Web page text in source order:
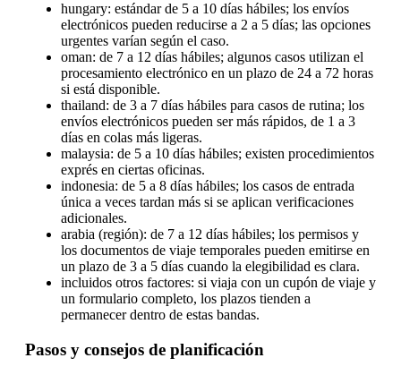
hungary: estándar de 5 a 10 días hábiles; los envíos
electrónicos pueden reducirse a 2 a 5 días; las opciones
urgentes varían según el caso.
oman: de 7 a 12 días hábiles; algunos casos utilizan el
procesamiento electrónico en un plazo de 24 a 72 horas
si está disponible.
thailand: de 3 a 7 días hábiles para casos de rutina; los
envíos electrónicos pueden ser más rápidos, de 1 a 3
días en colas más ligeras.
malaysia: de 5 a 10 días hábiles; existen procedimientos
exprés en ciertas oficinas.
indonesia: de 5 a 8 días hábiles; los casos de entrada
única a veces tardan más si se aplican verificaciones
adicionales.
arabia (región): de 7 a 12 días hábiles; los permisos y
los documentos de viaje temporales pueden emitirse en
un plazo de 3 a 5 días cuando la elegibilidad es clara.
incluidos otros factores: si viaja con un cupón de viaje y
un formulario completo, los plazos tienden a
permanecer dentro de estas bandas.
Pasos y consejos de planificación